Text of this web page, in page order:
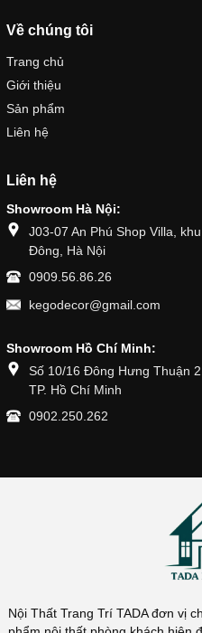
Về chúng tôi
Trang chủ
Giới thiệu
Sản phẩm
Liên hệ
Liên hệ
Showroom Hà Nội:
J03-07 An Phú Shop Villa,
Đông, Hà Nội
0909.56.86.26
kegodecor@gmail.com
Showroom Hồ Chí Minh:
Số 10/16 Đông Hưng Thuận
TP. Hồ Chí Minh
0902.250.262
Nội Thất Trang Trí TADA đơn vị